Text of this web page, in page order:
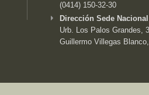
(0414) 150-32-30
Dirección Sede
Urb. Los Palos Grandes,
Guillermo Villegas